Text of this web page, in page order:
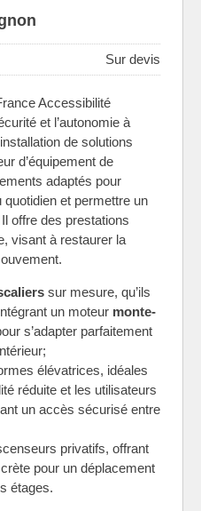
Sur devis
Accessibilité
et l’autonomie à
de solutions
d’équipement de
adaptés pour
et permettre un
offre des prestations
visant à restaurer la
sur mesure, qu’ils
un moteur monte-
s’adapter parfaitement
élévatrices, idéales
réduite et les utilisateurs
un accès sécurisé entre
privatifs, offrant
pour un déplacement
étages.